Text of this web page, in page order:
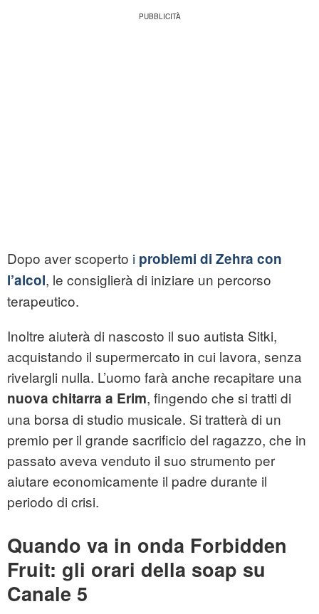
Dopo aver scoperto i problemi di Zehra con
l’alcol, le consiglierà di iniziare un percorso
terapeutico.
Inoltre aiuterà di nascosto il suo autista Sitki,
acquistando il supermercato in cui lavora, senza
rivelargli nulla. L’uomo farà anche recapitare una
nuova chitarra a Erim, fingendo che si tratti di
una borsa di studio musicale. Si tratterà di un
premio per il grande sacrificio del ragazzo, che in
passato aveva venduto il suo strumento per
aiutare economicamente il padre durante il
periodo di crisi.
Quando va in onda Forbidden
Fruit: gli orari della soap su
Canale 5